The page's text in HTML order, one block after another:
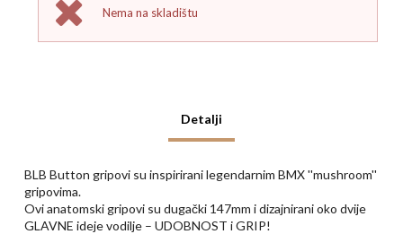
Nema na skladištu
Detalji
BLB Button gripovi su inspirirani legendarnim BMX ''mushroom''
gripovima.
Ovi anatomski gripovi su dugački 147mm i dizajnirani oko dvije
GLAVNE ideje vodilje – UDOBNOST i GRIP!